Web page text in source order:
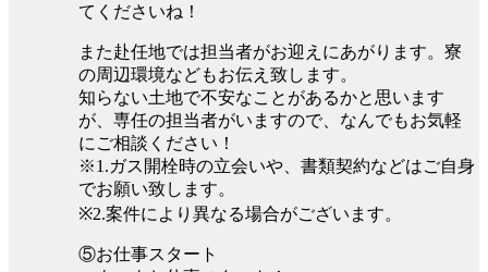
てくださいね！
また赴任地では担当者がお迎えにあがります。寮
の周辺環境などもお伝え致します。
知らない土地で不安なことがあるかと思います
が、専任の担当者がいますので、なんでもお気軽
にご相談ください！
※1.ガス開栓時の立会いや、書類契約などはご自身
でお願い致します。
※2.案件により異なる場合がございます。
⑤お仕事スタート